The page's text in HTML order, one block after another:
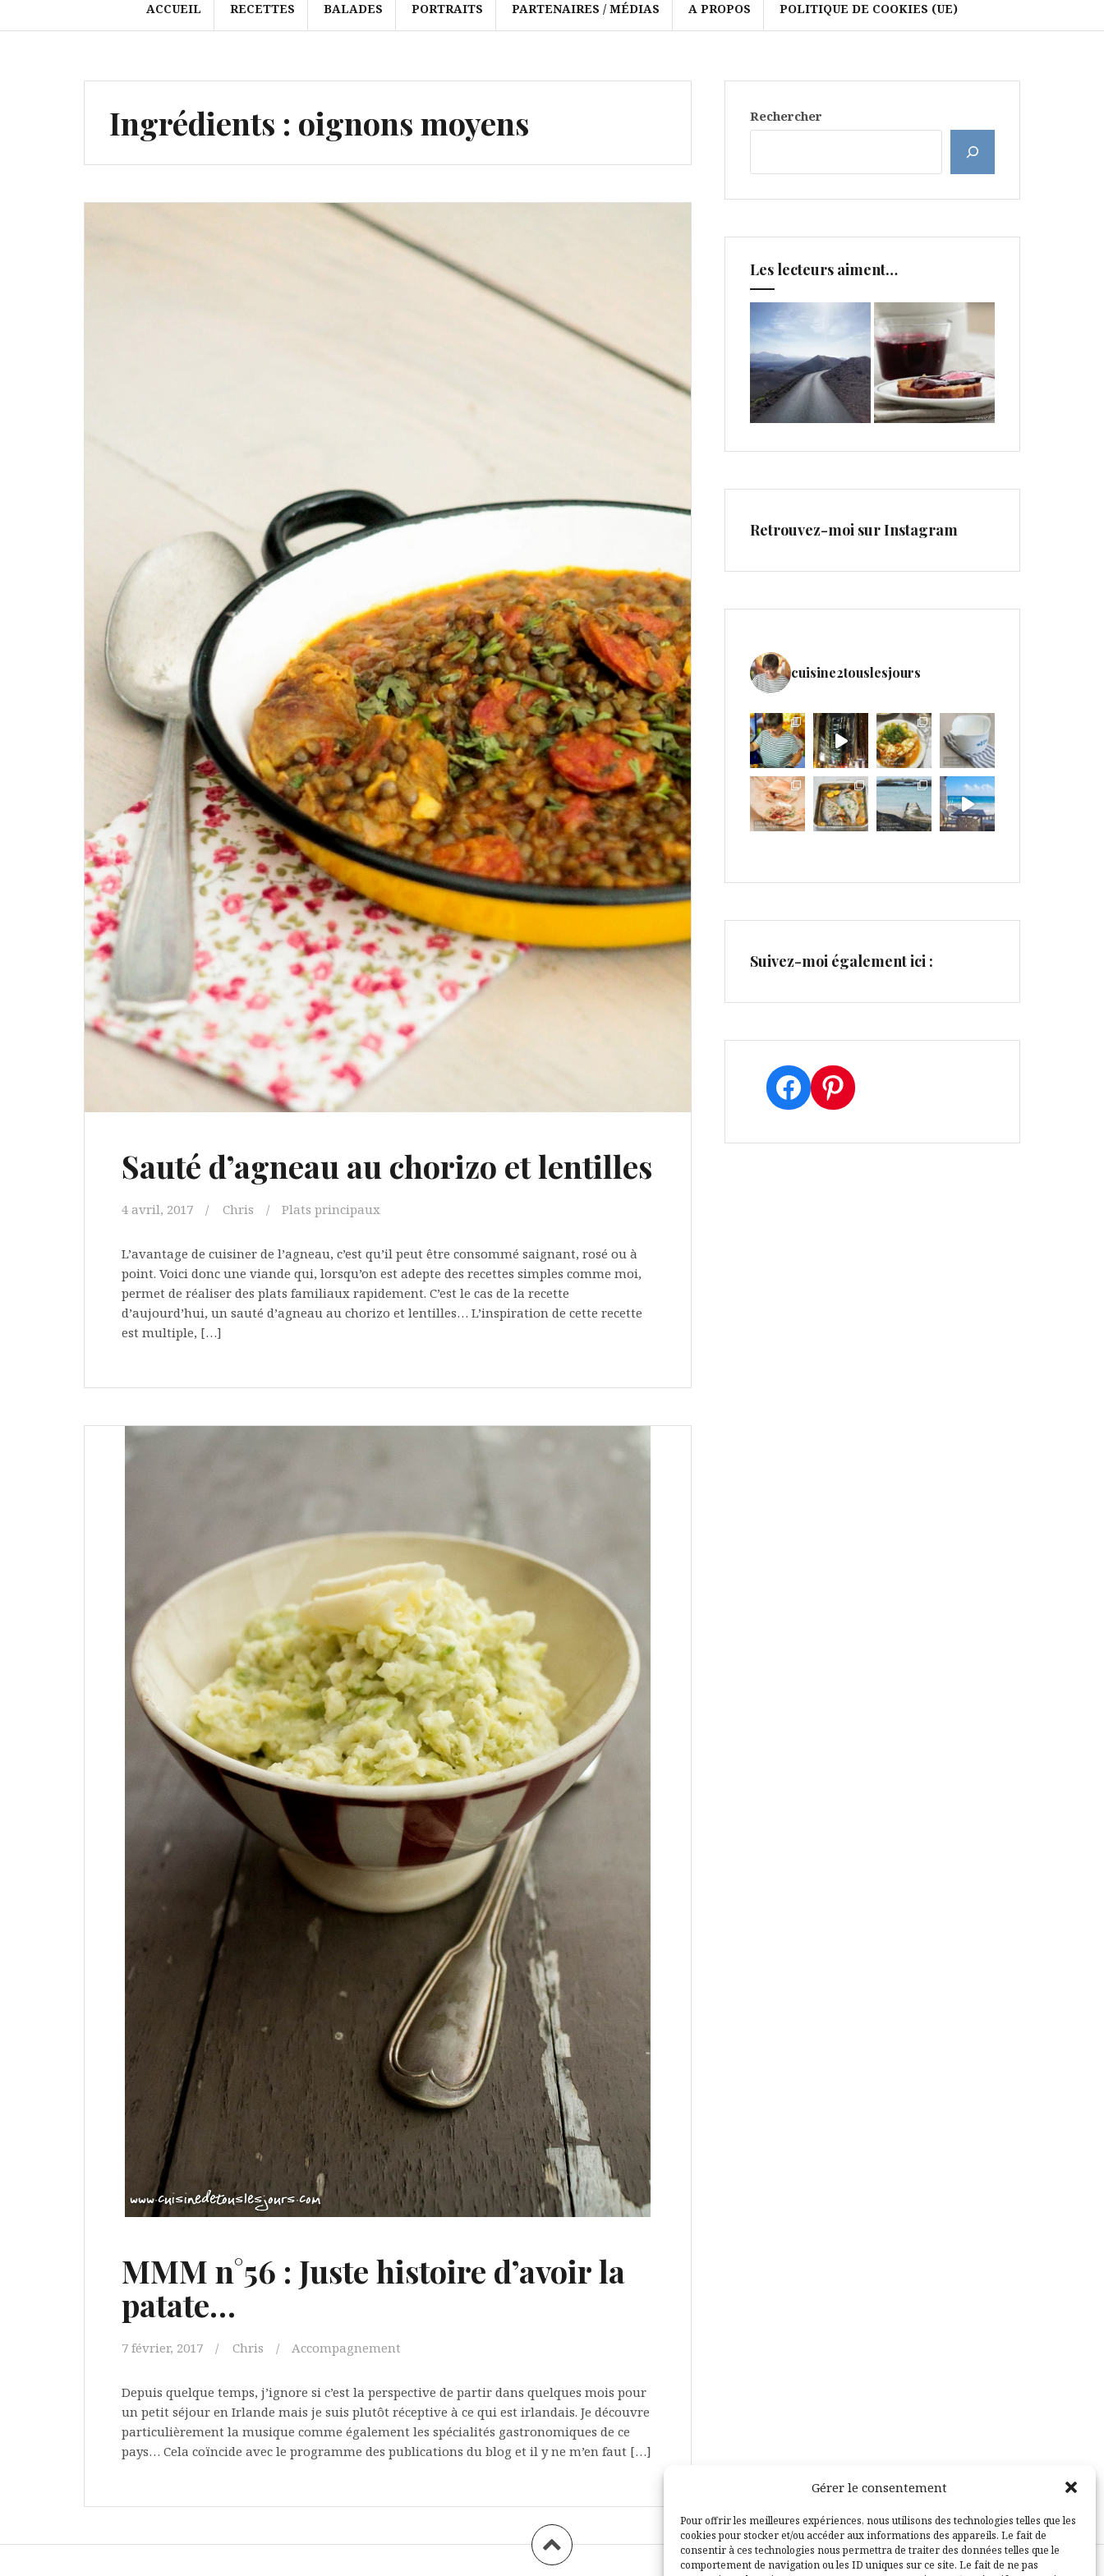
Gérer le consentement
Pour offrir les meilleures expériences, nous utilisons des technologies telles que les
cookies pour stocker et/ou accéder aux informations des appareils. Le fait de
consentir à ces technologies nous permettra de traiter des données telles que le
comportement de navigation ou les ID uniques sur ce site. Le fait de ne pas
ACCUEIL RECETTES BALADES PORTRAITS PARTENAIRES / MÉDIAS A PROPOS POLITIQUE DE COOKIES (UE)
Ingrédients : oignons moyens
Sauté d’agneau au chorizo et lentilles
4 avril, 2017 Chris Plats principaux
L’avantage de cuisiner de l’agneau, c’est qu’il peut être consommé saignant, rosé ou à
point. Voici donc une viande qui, lorsqu’on est adepte des recettes simples comme moi,
permet de réaliser des plats familiaux rapidement. C’est le cas de la recette
d’aujourd’hui, un sauté d’agneau au chorizo et lentilles… L’inspiration de cette recette
est multiple, […]
MMM n°56 : Juste histoire d’avoir la
patate…
7 février, 2017 Chris Accompagnement
Depuis quelque temps, j’ignore si c’est la perspective de partir dans quelques mois pour
un petit séjour en Irlande mais je suis plutôt réceptive à ce qui est irlandais. Je découvre
particulièrement la musique comme également les spécialités gastronomiques de ce
pays… Cela coïncide avec le programme des publications du blog et il y ne m’en faut […]
Rechercher
Les lecteurs aiment…
Retrouvez-moi sur Instagram
cuisine2touslesjours
Suivez-moi également ici :
Facebook
Pinterest